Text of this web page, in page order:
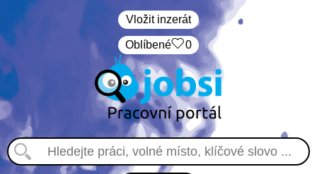
Vložit inzerát
Oblíbené 0